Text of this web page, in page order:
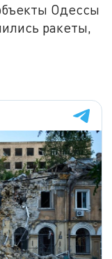
Одессы
ракеты,